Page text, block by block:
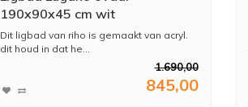
190x90x45 cm wit
Dit ligbad van riho is gemaakt van acryl.
dit houd in dat he...
1.690,00
845,00